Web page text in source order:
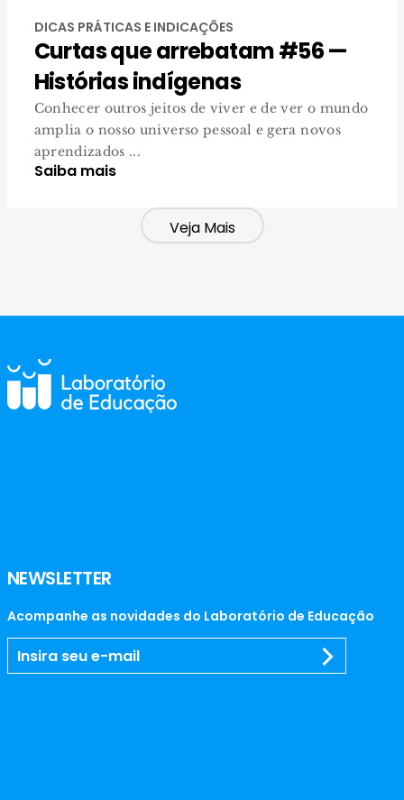
DICAS PRÁTICAS E INDICAÇÕES
Curtas que arrebatam #56 —
Histórias indígenas
Conhecer outros jeitos de viver e de ver o mundo
amplia o nosso universo pessoal e gera novos
aprendizados ...
Saiba mais
Veja Mais
NEWSLETTER
Acompanhe as novidades do Laboratório de Educação